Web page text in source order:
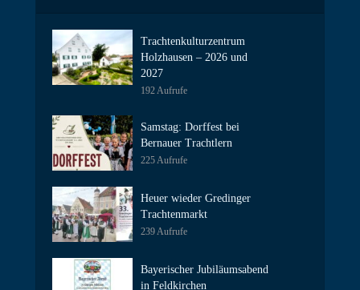
Trachtenkulturzentrum
Holzhausen – 2026 und
2027
192 Aufrufe
Samstag: Dorffest bei
Bernauer Trachtlern
225 Aufrufe
Heuer wieder Gredinger
Trachtenmarkt
239 Aufrufe
Bayerischer Jubiläumsabend
in Feldkirchen